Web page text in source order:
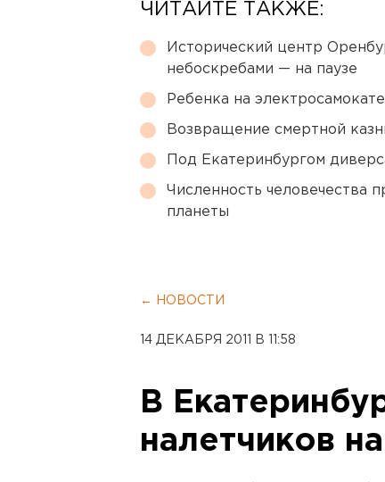
ЧИТАЙТЕ ТАКЖЕ:
Исторический центр
небоскребами — на паузе
Ребенка на
Возвращение смертной
Под Екатеринбургом
Численность человечества
планеты
← НОВОСТИ
14 ДЕКАБРЯ 2011 В 11:58
В
налетчиков